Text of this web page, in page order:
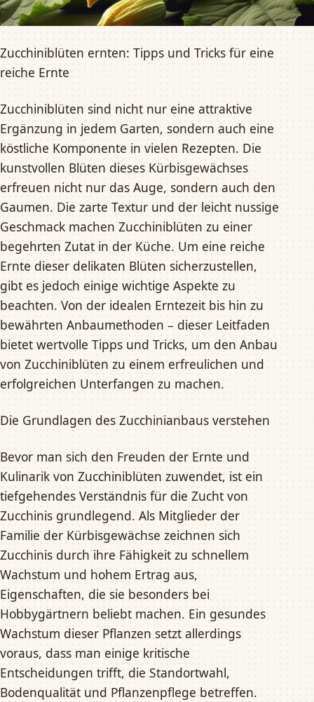
Zucchiniblüten ernten: Tipps und Tricks für eine
reiche Ernte
Zucchiniblüten sind nicht nur eine attraktive
Ergänzung in jedem Garten, sondern auch eine
köstliche Komponente in vielen Rezepten. Die
kunstvollen Blüten dieses Kürbisgewächses
erfreuen nicht nur das Auge, sondern auch den
Gaumen. Die zarte Textur und der leicht nussige
Geschmack machen Zucchiniblüten zu einer
begehrten Zutat in der Küche. Um eine reiche
Ernte dieser delikaten Blüten sicherzustellen,
gibt es jedoch einige wichtige Aspekte zu
beachten. Von der idealen Erntezeit bis hin zu
bewährten Anbaumethoden – dieser Leitfaden
bietet wertvolle Tipps und Tricks, um den Anbau
von Zucchiniblüten zu einem erfreulichen und
erfolgreichen Unterfangen zu machen.
Die Grundlagen des Zucchinianbaus verstehen
Bevor man sich den Freuden der Ernte und
Kulinarik von Zucchiniblüten zuwendet, ist ein
tiefgehendes Verständnis für die Zucht von
Zucchinis grundlegend. Als Mitglieder der
Familie der Kürbisgewächse zeichnen sich
Zucchinis durch ihre Fähigkeit zu schnellem
Wachstum und hohem Ertrag aus,
Eigenschaften, die sie besonders bei
Hobbygärtnern beliebt machen. Ein gesundes
Wachstum dieser Pflanzen setzt allerdings
voraus, dass man einige kritische
Entscheidungen trifft, die Standortwahl,
Bodenqualität und Pflanzenpflege betreffen.